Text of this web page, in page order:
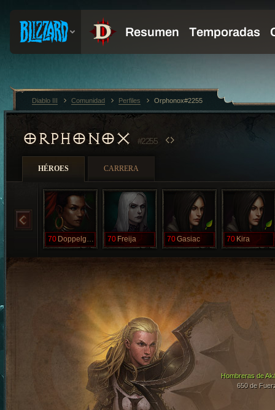
ORPHONOX #2255
HÉROES CARRERA
70 Doppelganger 70 Freija 70Gasiac 70 Kira
Hombreras de
650 de
Diablo III Comunidad Perfiles Orphonox#2255